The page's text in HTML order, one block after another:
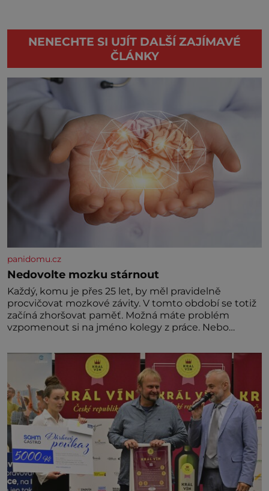
NENECHTE SI UJÍT DALŠÍ ZAJÍMAVÉ
ČLÁNKY
panidomu.cz
Nedovolte mozku stárnout
Každý, komu je přes 25 let, by měl pravidelně
procvičovat mozkové závity. V tomto období se totiž
začíná zhoršovat paměť. Možná máte problém
vzpomenout si na jméno kolegy z práce. Nebo
nedávno přečetli. Je to opravdu tak, s věkem jako
kdyby se paměť rozhodla stávkovat. Cvičte